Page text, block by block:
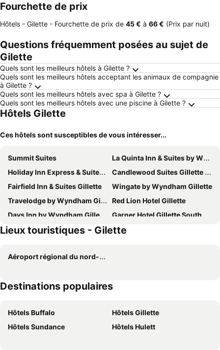
Fourchette de prix
Hôtels - Gilette - Fourchette de prix de ‎45 € à ‎66 € (Prix par nuit)
Questions fréquemment posées au sujet de
Gilette
Quels sont les meilleurs hôtels à Gilette ?
Quels sont les meilleurs hôtels acceptant les animaux de compagnie
à Gilette ?
Quels sont les meilleurs hôtels avec spa à Gilette ?
Quels sont les meilleurs hôtels avec une piscine à Gilette ?
Hôtels Gilette
Ces hôtels sont susceptibles de vous intéresser...
Summit Suites
La Quinta Inn & Suites by Wyndham Gillette
Holiday Inn Express & Suites Gillette By Ihg
Candlewood Suites Gillette by IHG
Fairfield Inn & Suites Gillette
Wingate by Wyndham Gillette
Travelodge by Wyndham Gillette
Red Lion Hotel Gillette
Days Inn by Wyndham Gillette
Garner Hotel Gillette South By Ihg
Comfort Inn & Suites Gillette near Campbell Medical Center
Home2 Suites by Hilton Gillette
National 9 Inn Gillette
Baymont by Wyndham Gillette
Quality Inn Gillette
Lieux touristiques - Gilette
Aéroport régional du nord-est du Wyoming
Destinations populaires
Hôtels Buffalo
Hôtels Gillette
Hôtels Sundance
Hôtels Hulett